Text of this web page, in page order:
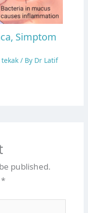
Simptom
/ By Dr Latif
published.
*